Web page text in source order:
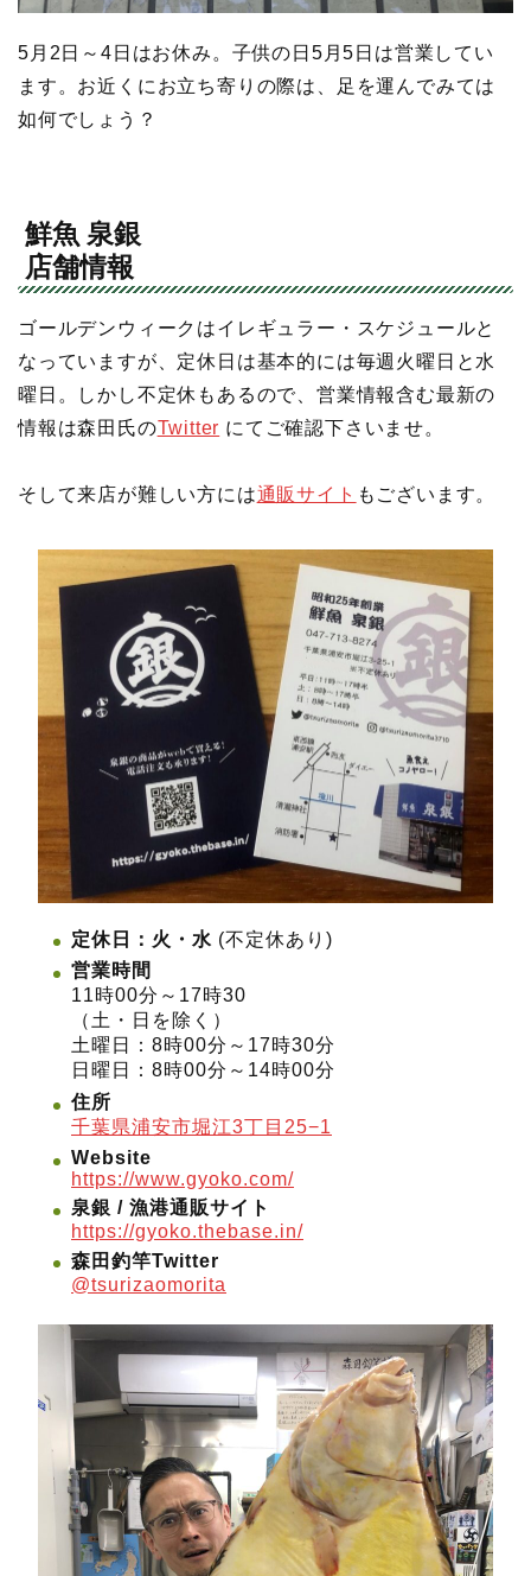
5月2日～4日はお休み。子供の日5月5日は営業してい
ます。お近くにお立ち寄りの際は、足を運んでみては
如何でしょう？
鮮魚 泉銀
店舗情報
ゴールデンウィークはイレギュラー・スケジュールと
なっていますが、定休日は基本的には毎週火曜日と水
曜日。しかし不定休もあるので、営業情報含む最新の
情報は森田氏のTwitter にてご確認下さいませ。
そして来店が難しい方には通販サイト もございます。
定休日：火・水 (不定休あり)
営業時間
11時00分～17時30
（土・日を除く）
土曜日：8時00分～17時30分
日曜日：8時00分～14時00分
住所
千葉県浦安市堀江3丁目25−1
Website
https://www.gyoko.com/
泉銀 / 漁港通販サイト
https://gyoko.thebase.in/
森田釣竿Twitter
@tsurizaomorita